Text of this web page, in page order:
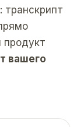
продукт
вашего